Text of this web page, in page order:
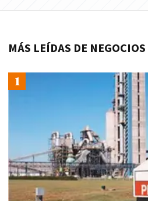
MÁS LEÍDAS DE NEGOCIOS